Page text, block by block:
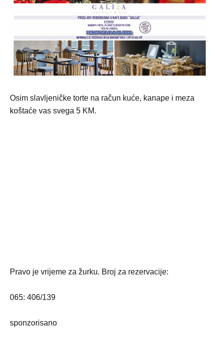
Osim slavljeničke torte na račun kuće, kanape i meza
koštaće vas svega 5 KM.
Pravo je vrijeme za žurku. Broj za rezervacije:
065: 406/139
sponzorisano